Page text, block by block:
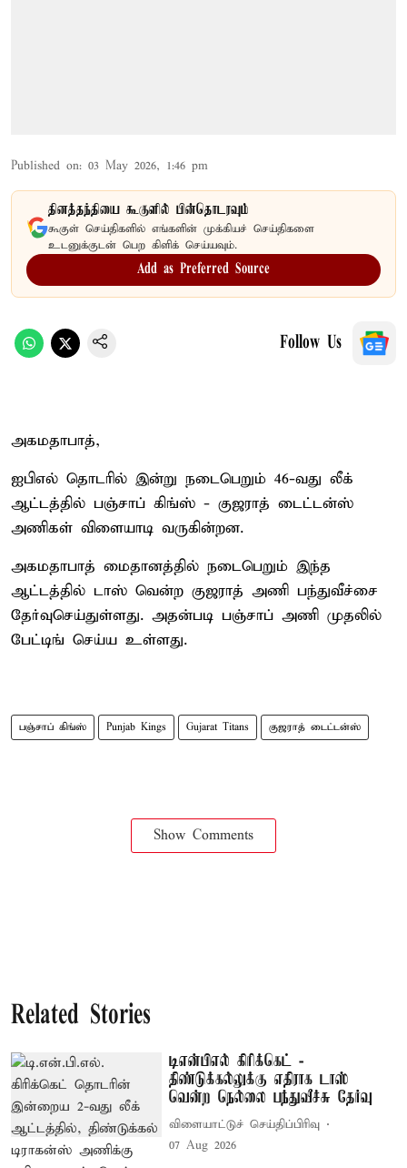
Published on: 03 May 2026, 1:46 pm
தினத்தந்தியை கூகுளில் பின்தொடரவும்
கூகுள் செய்திகளில் எங்களின் முக்கியச் செய்திகளை
உடனுக்குடன் பெற கிளிக் செய்யவும்.
Add as Preferred Source
Follow Us
அகமதாபாத்,
ஐபிஎல் தொடரில் இன்று நடைபெறும் 46-வது லீக்
ஆட்டத்தில் பஞ்சாப் கிங்ஸ் - குஜராத் டைட்டன்ஸ்
அணிகள் விளையாடி வருகின்றன.
அகமதாபாத் மைதானத்தில் நடைபெறும் இந்த
ஆட்டத்தில் டாஸ் வென்ற குஜராத் அணி பந்துவீச்சை
தேர்வுசெய்துள்ளது. அதன்படி பஞ்சாப் அணி முதலில்
பேட்டிங் செய்ய உள்ளது.
பஞ்சாப் கிங்ஸ் Punjab Kings Gujarat Titans குஜராத் டைட்டன்ஸ்
Show Comments
Related Stories
டிஎன்பிஎல் கிரிக்கெட் -
திண்டுக்கல்லுக்கு எதிராக டாஸ்
வென்ற நெல்லை பந்துவீச்சு தேர்வு
விளையாட்டுச் செய்திப்பிரிவு
07 Aug 2026